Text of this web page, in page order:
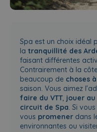
Spa est un choix idéal
la tranquillité des
faisant différentes
Contrairement à la
beaucoup de choses
saison. Vous aimez
faire du VTT, jouer
circuit de Spa. Si
vous promener dans
environnantes ou